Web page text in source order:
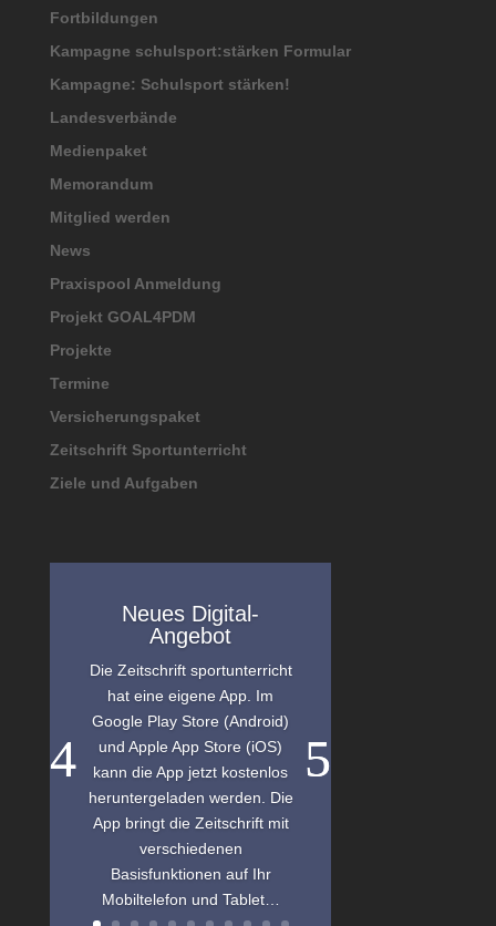
Fortbildungen
Kampagne schulsport:stärken Formular
Kampagne: Schulsport stärken!
Landesverbände
Medienpaket
Memorandum
Mitglied werden
News
Praxispool Anmeldung
Projekt GOAL4PDM
Projekte
Termine
Versicherungspaket
Zeitschrift Sportunterricht
Ziele und Aufgaben
Neues Digital-
Angebot
Die Zeitschrift sportunterricht
hat eine eigene App. Im
Google Play Store (Android)
und Apple App Store (iOS)
kann die App jetzt kostenlos
heruntergeladen werden. Die
App bringt die Zeitschrift mit
verschiedenen
Basisfunktionen auf Ihr
Mobiltelefon und Tablet…